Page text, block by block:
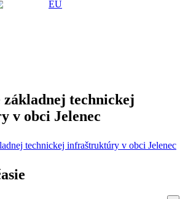
základnej technickej
v obci Jelenec